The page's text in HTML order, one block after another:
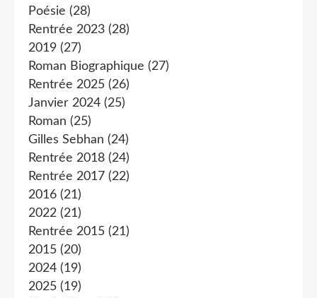
Poésie (28)
Rentrée 2023 (28)
2019 (27)
Roman Biographique (27)
Rentrée 2025 (26)
Janvier 2024 (25)
Roman (25)
Gilles Sebhan (24)
Rentrée 2018 (24)
Rentrée 2017 (22)
2016 (21)
2022 (21)
Rentrée 2015 (21)
2015 (20)
2024 (19)
2025 (19)